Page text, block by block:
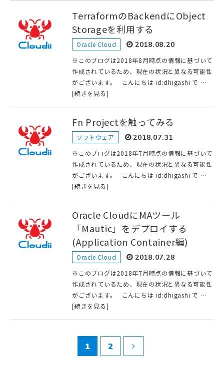
TerraformのBackendにObject
Storageを利用する
Oracle Cloud 2018.08.20
※このブログは2018年8月時点の情報に基づいて
作成されているため、現在の状況と異なる可能性
がございます。 こんにちは id:dhigashi で …
[続きを見る]
Fn Projectを触ってみる
ソフトウェア 2018.07.31
※このブログは2018年7月時点の情報に基づいて
作成されているため、現在の状況と異なる可能性
がございます。 こんにちは id:dhigashi で …
[続きを見る]
Oracle CloudにMAツール
「Mautic」をデプロイする
(Application Container編)
Oracle Cloud 2018.07.28
※このブログは2018年7月時点の情報に基づいて
作成されているため、現在の状況と異なる可能性
がございます。 こんにちは id:dhigashi で …
[続きを見る]
1 2